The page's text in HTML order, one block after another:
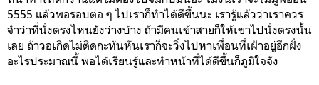
5555 แล้วพอรอบต่อ ๆ ไปเราก็ทำได้ดีขึ้นนะ เรารู้แล้วว่าเราควร
จำว่าที่นั่งตรงไหนยังว่างบ้าง ถ้ามีคนเข้าสายก็ให้เขาไปนั่งตรงนั้น
เลย ถ้าวอเกิดไม่ติดกะทันหันเราก็จะวิ่งไปหาเพื่อนที่เฝ้าอยู่อีกฝั่ง
อะไรประมาณนี้ พอได้เรียนรู้และทำหน้าที่ได้ดีขึ้นก็ภูมิใจจัง